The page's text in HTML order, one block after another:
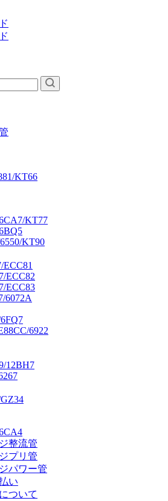
KT66
KT77
KT90
ECC81
ECC82
ECC83
6072A
6922
12BH7
整流管
プリ管
パワー管
い
ついて